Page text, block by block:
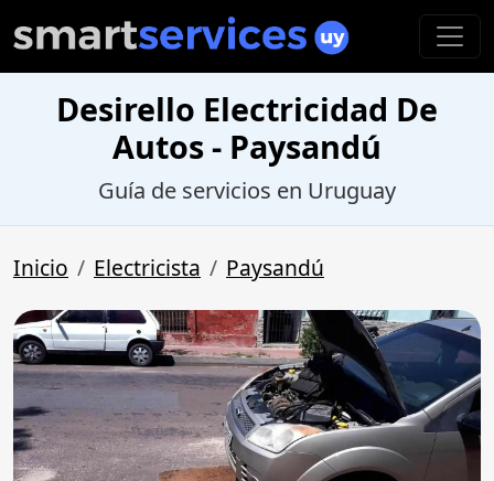
Desirello Electricidad De
Autos - Paysandú
Guía de servicios en Uruguay
Inicio Electricista Paysandú